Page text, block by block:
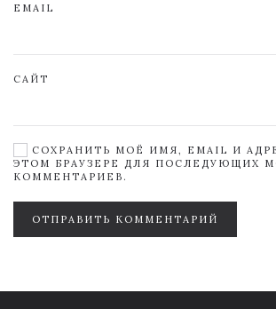
EMAIL
САЙТ
СОХРАНИТЬ МОЁ ИМЯ, EMAIL И
ЭТОМ БРАУЗЕРЕ ДЛЯ ПОСЛЕДУЮЩИХ
КОММЕНТАРИЕВ.
ОТПРАВИТЬ КОММЕНТАРИЙ